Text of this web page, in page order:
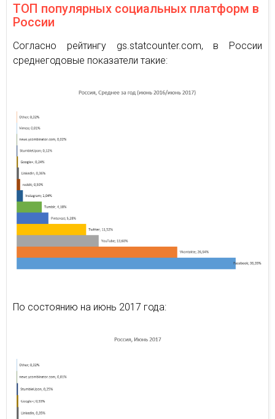
ТОП популярных социальных платформ в
России
Согласно рейтингу gs.statcounter.com, в России
среднегодовые показатели такие:
По состоянию на июнь 2017 года: